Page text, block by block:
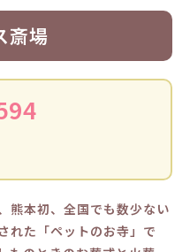
斎場
熊本初、全国でも数少ない
れた「ペットのお寺」で